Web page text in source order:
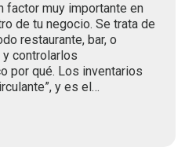
factor muy importante en
de tu negocio. Se trata de
restaurante, bar, o
controlarlos
por qué. Los inventarios
y es el…